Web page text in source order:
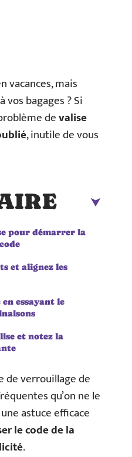
vacances, mais
vos bagages ? Si
devalise
, inutile de vous
pour démarrer la
et alignez les
en essayant le
et notez la
de verrouillage de
qu’on ne le
astuce efficace
le code de la
.